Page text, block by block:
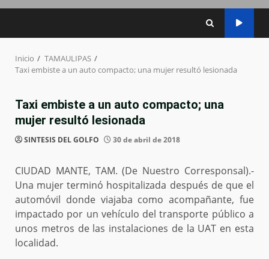
Inicio
TAMAULIPAS
Taxi embiste a un auto compacto; una mujer resultó lesionada
Taxi embiste a un auto compacto; una
mujer resultó lesionada
SINTESIS DEL GOLFO 30 de abril de 2018
CIUDAD MANTE, TAM. (De Nuestro Corresponsal).-
Una mujer terminó hospitalizada después de que el
automóvil donde viajaba como acompañante, fue
impactado por un vehículo del transporte público a
unos metros de las instalaciones de la UAT en esta
localidad.